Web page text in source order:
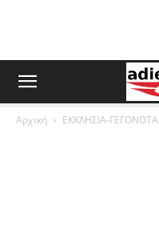
Αρχική ΕΚΚΛΗΣΙΑ-ΓΕΓΟΝΟΤΑ